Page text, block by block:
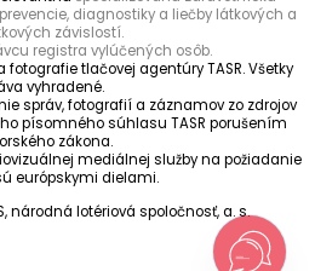
diagnostiky a liečby látkových a
závislostí.
registra vylúčených osôb.
fotografie tlačovej agentúry TASR. Všetky
vyhradené.
správ, fotografií a záznamov zo zdrojov
písomného súhlasu TASR porušením
zákona.
mediálnej služby na požiadanie
európskymi dielami.
národná lotériová spoločnosť, a. s.